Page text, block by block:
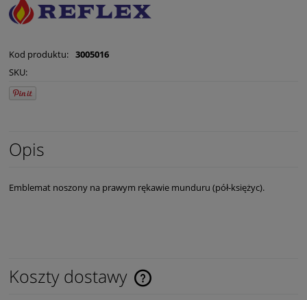
Kod produktu: 3005016
SKU:
Opis
Emblemat noszony na prawym rękawie munduru (pół-księżyc).
Koszty dostawy
Cena nie zawiera ewentualnych kosztów płatności